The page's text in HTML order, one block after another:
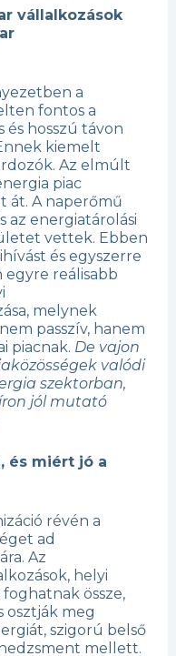
vállalkozások
a
fontos a
hosszú távon
kiemelt
Az elmúlt
piac
át. A naperőmű
az energiatárolási
vettek. Ebben
és egyszerre
egyre reálisabb
melynek
passzív, hanem
piacnak. De vajon
valódi
szektorban,
jól mutató
és miért jó a
révén a
ad
Az
helyi
össze,
osztják meg
szigorú belső
mellett.